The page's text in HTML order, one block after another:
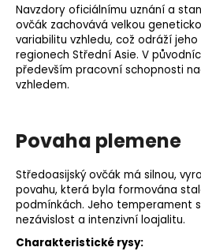
Navzdory oficiálnímu uznání a
ovčák zachovává velkou
variabilitu vzhledu, což odráží jeho
regionech Střední Asie. V
především pracovní schopnosti
vzhledem.
Povaha plemene
Středoasijský ovčák má silnou,
povahu, která byla formována
podmínkách. Jeho temperament
nezávislost a intenzivní loajalitu.
Charakteristické rysy: